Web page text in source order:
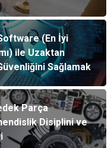
(En İyi
ile Uzaktan
Sağlamak
Parça
Disiplini ve